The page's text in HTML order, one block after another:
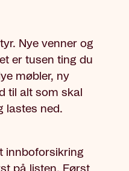
Nye venner og
er tusen ting du
møbler, ny
til alt som skal
lastes ned.
innboforsikring